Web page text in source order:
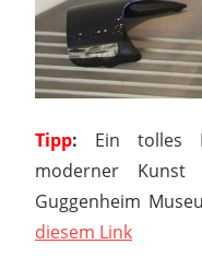
Tipp: Ein tolles
moderner
Guggenheim
diesem Link